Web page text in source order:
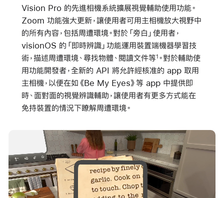
Vision Pro 的先進相機系統擴展視覺輔助使用功能。
Zoom 功能強大更新，讓使用者可用主相機放大視野中
的所有內容，包括周遭環境。對於「旁白」使用者，
visionOS 的「即時辨識」功能運用裝置端機器學習技
術，描述周遭環境、尋找物體、閱讀文件等1 。對於輔助使
用功能開發者，全新的 API 將允許經核准的 app 取用
主相機，以便在如《Be My Eyes》等 app 中提供即
時、面對面的視覺辨識輔助，讓使用者有更多方式能在
免持裝置的情況下瞭解周遭環境。